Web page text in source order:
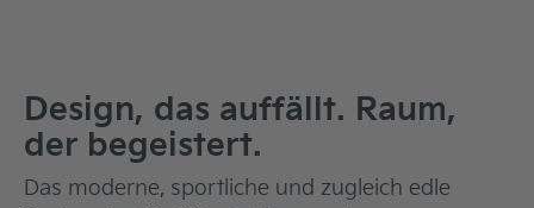
Design, das auffällt. Raum,
der begeistert.
Das moderne, sportliche und zugleich edle